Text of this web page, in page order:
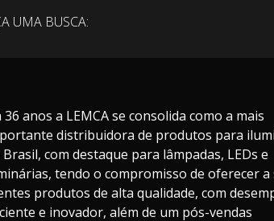
UMA BUSCA:
36 anos a LEMCA se consolida como a mais
distribuidora de produtos para
com destaque para lâmpadas, LEDs e
tendo o compromisso de oferecer a
produtos de alta qualidade, com
e inovador, além de um pós-vendas